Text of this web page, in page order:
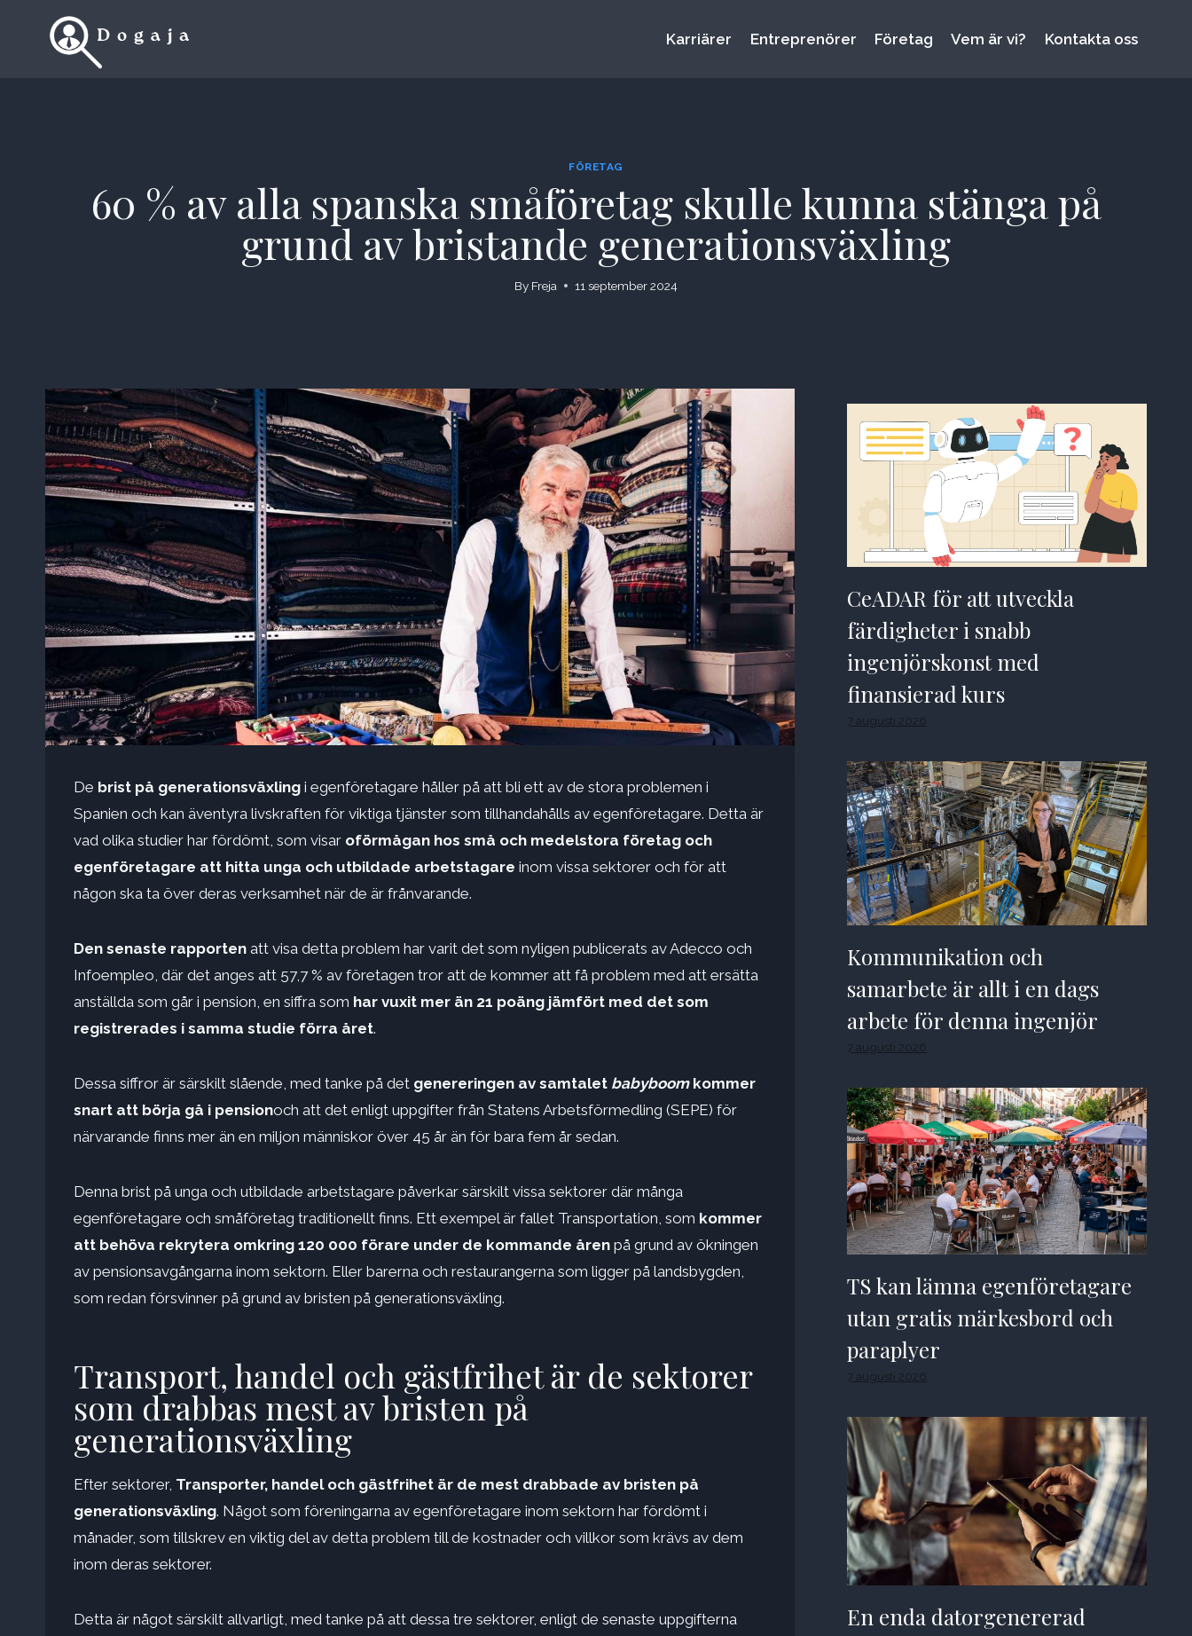
Karriärer Entreprenörer Företag Vem är vi? Kontakta oss
FÖRETAG
60 % av alla spanska småföretag skulle kunna stänga på
grund av bristande generationsväxling
By Freja 11 september 2024
De brist på generationsväxling i egenföretagare håller på att bli ett av de stora problemen i
Spanien och kan äventyra livskraften för viktiga tjänster som tillhandahålls av egenföretagare. Detta är
vad olika studier har fördömt, som visar oförmågan hos små och medelstora företag och
egenföretagare att hitta unga och utbildade arbetstagare inom vissa sektorer och för att
någon ska ta över deras verksamhet när de är frånvarande.
Den senaste rapporten att visa detta problem har varit det som nyligen publicerats av Adecco och
Infoempleo, där det anges att 57,7 % av företagen tror att de kommer att få problem med att ersätta
anställda som går i pension, en siffra som har vuxit mer än 21 poäng jämfört med det som
registrerades i samma studie förra året.
Dessa siffror är särskilt slående, med tanke på det genereringen av samtalet babyboomkommer
snart att börja gå i pensionoch att det enligt uppgifter från Statens Arbetsförmedling (SEPE) för
närvarande finns mer än en miljon människor över 45 år än för bara fem år sedan.
Denna brist på unga och utbildade arbetstagare påverkar särskilt vissa sektorer där många
egenföretagare och småföretag traditionellt finns. Ett exempel är fallet Transportation, som kommer
att behöva rekrytera omkring 120 000 förare under de kommande åren på grund av ökningen
av pensionsavgångarna inom sektorn. Eller barerna och restaurangerna som ligger på landsbygden,
som redan försvinner på grund av bristen på generationsväxling.
Transport, handel och gästfrihet är de sektorer
som drabbas mest av bristen på
generationsväxling
Efter sektorer, Transporter, handel och gästfrihet är de mest drabbade av bristen på
generationsväxling. Något som föreningarna av egenföretagare inom sektorn har fördömt i
månader, som tillskrev en viktig del av detta problem till de kostnader och villkor som krävs av dem
inom deras sektorer.
Detta är något särskilt allvarligt, med tanke på att dessa tre sektorer, enligt de senaste uppgifterna
CeADAR för att utveckla
färdigheter i snabb
ingenjörskonst med
finansierad kurs
7 augusti 2026
Kommunikation och
samarbete är allt i en dags
arbete för denna ingenjör
7 augusti 2026
TS kan lämna egenföretagare
utan gratis märkesbord och
paraplyer
7 augusti 2026
En enda datorgenererad